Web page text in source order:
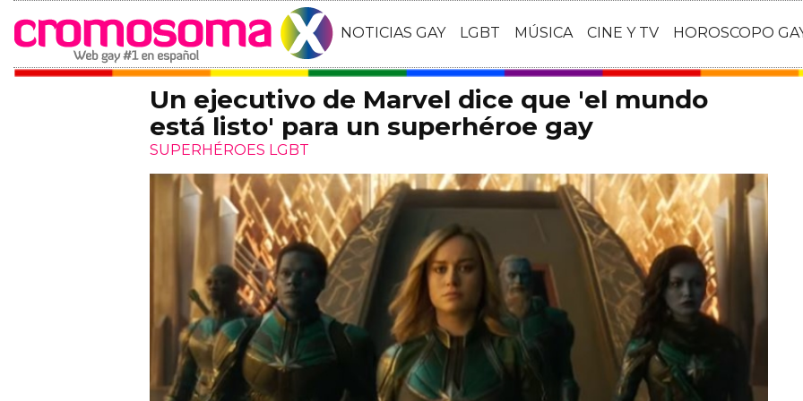
NOTICIAS GAY LGBT MÚSICA CINE Y TV HOROSCOPO
Un ejecutivo de Marvel dice que 'el mundo
está listo' para un superhéroe gay
SUPERHÉROES LGBT